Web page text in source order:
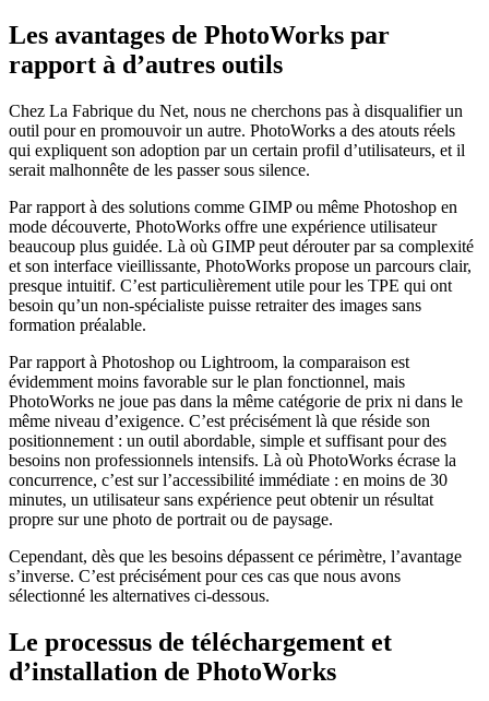
Les avantages de PhotoWorks par
rapport à d’autres outils
Chez La Fabrique du Net, nous ne cherchons pas à disqualifier un
outil pour en promouvoir un autre. PhotoWorks a des atouts réels
qui expliquent son adoption par un certain profil d’utilisateurs, et il
serait malhonnête de les passer sous silence.
Par rapport à des solutions comme GIMP ou même Photoshop en
mode découverte, PhotoWorks offre une expérience utilisateur
beaucoup plus guidée. Là où GIMP peut dérouter par sa complexité
et son interface vieillissante, PhotoWorks propose un parcours clair,
presque intuitif. C’est particulièrement utile pour les TPE qui ont
besoin qu’un non-spécialiste puisse retraiter des images sans
formation préalable.
Par rapport à Photoshop ou Lightroom, la comparaison est
évidemment moins favorable sur le plan fonctionnel, mais
PhotoWorks ne joue pas dans la même catégorie de prix ni dans le
même niveau d’exigence. C’est précisément là que réside son
positionnement : un outil abordable, simple et suffisant pour des
besoins non professionnels intensifs. Là où PhotoWorks écrase la
concurrence, c’est sur l’accessibilité immédiate : en moins de 30
minutes, un utilisateur sans expérience peut obtenir un résultat
propre sur une photo de portrait ou de paysage.
Cependant, dès que les besoins dépassent ce périmètre, l’avantage
s’inverse. C’est précisément pour ces cas que nous avons
sélectionné les alternatives ci-dessous.
Le processus de téléchargement et
d’installation de PhotoWorks